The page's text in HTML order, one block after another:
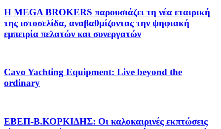
Η MEGA BROKERS παρουσιάζει τη νέα εταιρική
της ιστοσελίδα, αναβαθμίζοντας την ψηφιακή
εμπειρία πελατών και συνεργατών
Cavo Yachting Equipment: Live beyond the
ordinary
EΒΕΠ-Β.ΚΟΡΚΙΔΗΣ: Οι καλοκαιρινές εκπτώσεις